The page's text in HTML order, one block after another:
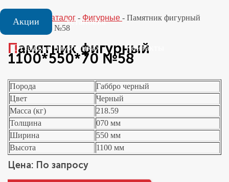
Акции Установка
Отзывы о памятниках Контакты
Главная Каталог - Фигурные - Памятник фигурный
1100*550*70 №58
Памятник фигурный
1100*550*70 №58
Порода
Габбро черный
Цвет
Черный
Масса (кг)
218.59
Толщина
070 мм
Ширина
550 мм
Высота
1100 мм
Цена: По запросу